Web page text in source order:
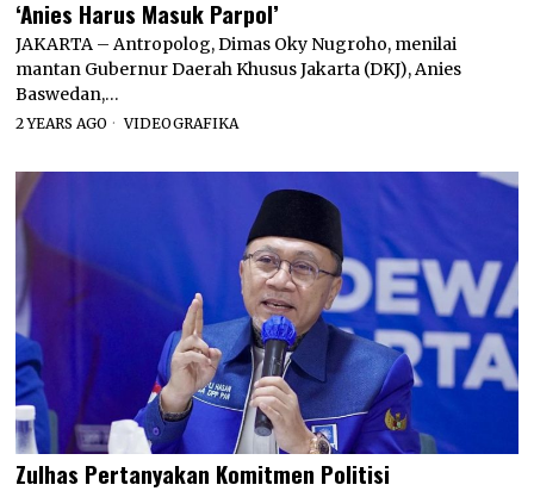
‘Anies Harus Masuk Parpol’
JAKARTA – Antropolog, Dimas Oky Nugroho, menilai
mantan Gubernur Daerah Khusus Jakarta (DKJ), Anies
Baswedan,…
2 YEARS AGO VIDEOGRAFIKA
Zulhas Pertanyakan Komitmen Politisi